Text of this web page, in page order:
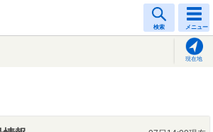
検索 メニュー
現在地